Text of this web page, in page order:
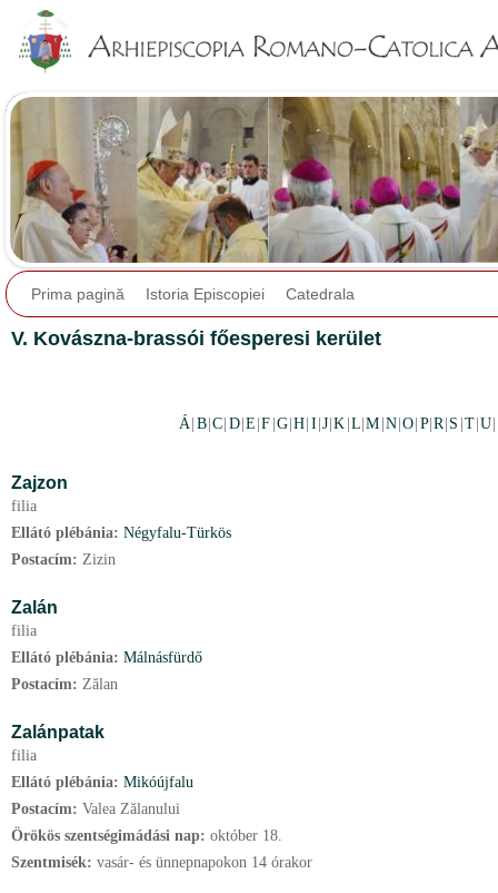
Prima pagină Istoria Episcopiei Catedrala
V. Kovászna-brassói főesperesi kerület
Á B |C D E |F G |H I |J |K L |M N |O P| R S T |U
Zajzon
filia
Ellátó plébánia: Négyfalu-Türkös
Postacím: Zizin
Zalán
filia
Ellátó plébánia: Málnásfürdő
Postacím: Zălan
Zalánpatak
filia
Ellátó plébánia: Mikóújfalu
Postacím: Valea Zălanului
Örökös szentségimádási nap: október 18.
Szentmisék: vasár- és ünnepnapokon 14 órakor